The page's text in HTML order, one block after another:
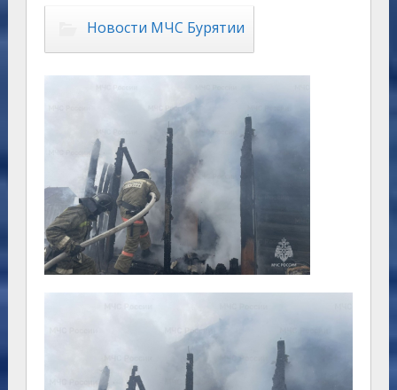
Новости МЧС Бурятии